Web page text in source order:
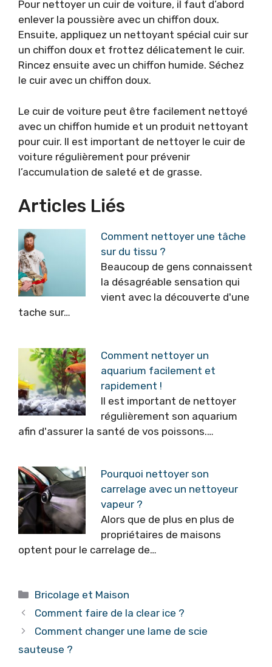
Pour nettoyer un cuir de voiture, il faut d’abord
enlever la poussière avec un chiffon doux.
Ensuite, appliquez un nettoyant spécial cuir sur
un chiffon doux et frottez délicatement le cuir.
Rincez ensuite avec un chiffon humide. Séchez
le cuir avec un chiffon doux.
Le cuir de voiture peut être facilement nettoyé
avec un chiffon humide et un produit nettoyant
pour cuir. Il est important de nettoyer le cuir de
voiture régulièrement pour prévenir
l’accumulation de saleté et de grasse.
Articles Liés
Comment nettoyer une tâche
sur du tissu ?
Beaucoup de gens connaissent
la désagréable sensation qui
vient avec la découverte d'une
tache sur…
Comment nettoyer un
aquarium facilement et
rapidement !
Il est important de nettoyer
régulièrement son aquarium
afin d'assurer la santé de vos poissons.…
Pourquoi nettoyer son
carrelage avec un nettoyeur
vapeur ?
Alors que de plus en plus de
propriétaires de maisons
optent pour le carrelage de…
Catégories
Bricolage et Maison
Comment faire de la clear ice ?
Comment changer une lame de scie
sauteuse ?